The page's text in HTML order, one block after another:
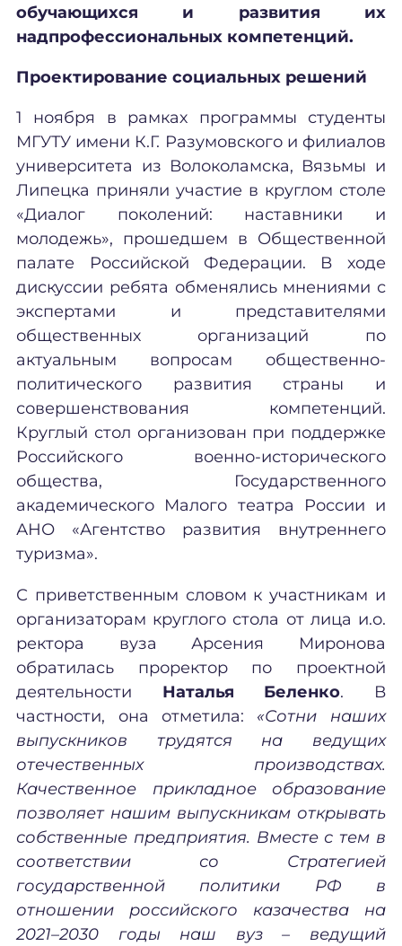
обучающихся и развития их
надпрофессиональных компетенций.
Проектирование социальных решений
1 ноября в рамках программы студенты
МГУТУ имени К.Г. Разумовского и филиалов
университета из Волоколамска, Вязьмы и
Липецка приняли участие в круглом столе
«Диалог поколений: наставники и
молодежь», прошедшем в Общественной
палате Российской Федерации. В ходе
дискуссии ребята обменялись мнениями с
экспертами и представителями
общественных организаций по
актуальным вопросам общественно-
политического развития страны и
совершенствования компетенций.
Круглый стол организован при поддержке
Российского военно-исторического
общества, Государственного
академического Малого театра России и
АНО «Агентство развития внутреннего
туризма».
С приветственным словом к участникам и
организаторам круглого стола от лица и.о.
ректора вуза Арсения Миронова
обратилась проректор по проектной
деятельности Наталья Беленко. В
частности, она отметила: «Сотни наших
выпускников трудятся на ведущих
отечественных производствах.
Качественное прикладное образование
позволяет нашим выпускникам открывать
собственные предприятия. Вместе с тем в
соответствии со Стратегией
государственной политики РФ в
отношении российского казачества на
2021–2030 годы наш вуз – ведущий